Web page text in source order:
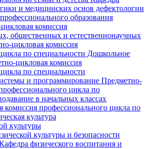
и медицинских основ дефектологии
образования
комиссия
общественных и естественнонаучных
цикловая комиссия
по специальности Дошкольное
цикловая комиссия
по специальности
и программирование Предметно-
цикла по
в начальных классах
комиссия профессионального цикла по
культура
культуры
культуры и безопасности
физического воспитания и